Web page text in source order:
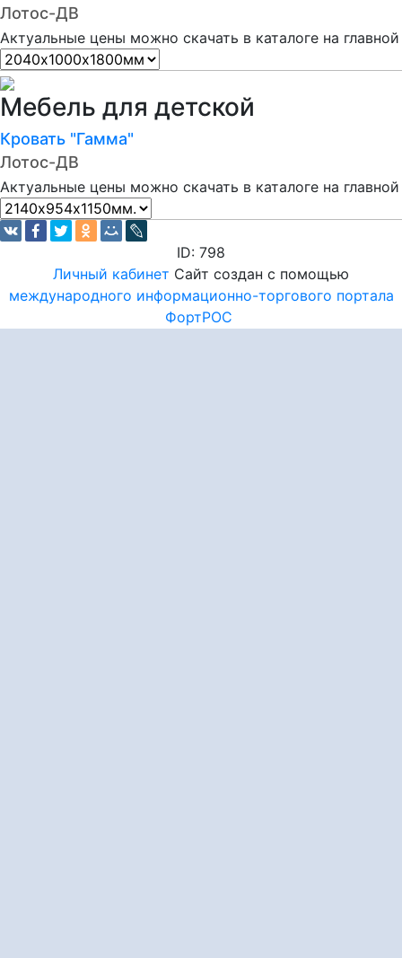
Лотос-ДВ
Актуальные цены можно скачать в каталоге на
Мебель для детской
Кровать "Гамма"
Лотос-ДВ
Актуальные цены можно скачать в каталоге на
ID: 798
Личный кабинет Сайт создан с помощью
международного информационно-торгового портала
ФортРОС